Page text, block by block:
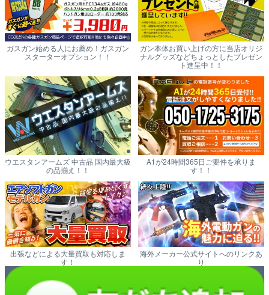
ガスガン始める人にお薦め！ガスガン
スターターオプション！！
ガン本体お買い上げの方に当店オリジ
ナルグッズなどちょっとしたプレゼン
ト進呈中！！
ウエスタンアームズ 中古品 国内最大級
の品揃え！！
A1が24時間365日ご要件を承りま
す！！
出張などによる大量買取も対応しま
す！
海外メーカー公式サイトへのリンクあ
り